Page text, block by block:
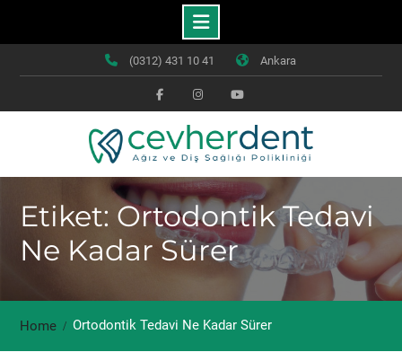
(0312) 431 10 41 Ankara
FacebookInstagramYoutube
Etiket: Ortodontik Tedavi
Ne Kadar Sürer
Home Ortodontik Tedavi Ne Kadar Sürer